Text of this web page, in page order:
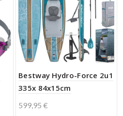
Bestway Hydro-Force 2u1
335x 84x15cm
599,95€